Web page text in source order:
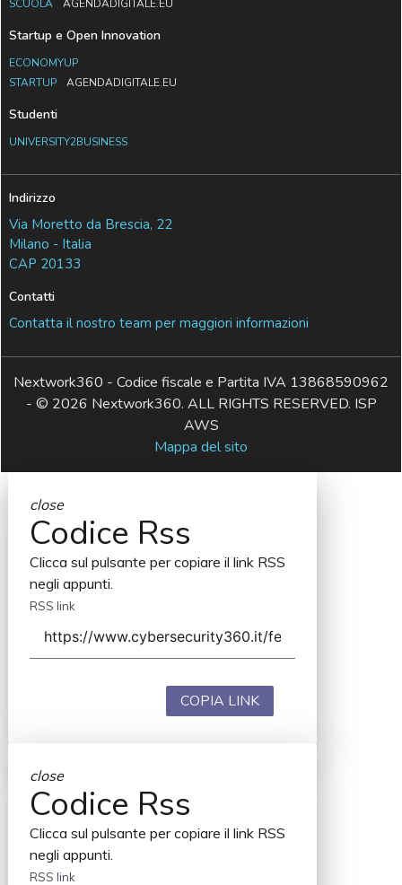
SCUOLA
AGENDADIGITALE.EU
Startup e Open Innovation
ECONOMYUP
STARTUP
AGENDADIGITALE.EU
Studenti
UNIVERSITY2BUSINESS
Indirizzo
Via Moretto da Brescia, 22
Milano - Italia
CAP 20133
Contatti
Contatta il nostro team per maggiori informazioni
Nextwork360 - Codice fiscale e Partita IVA 13868590962
- © 2026 Nextwork360. ALL RIGHTS RESERVED. ISP
AWS
Mappa del sito
close
Codice Rss
Clicca sul pulsante per copiare il link RSS
negli appunti.
RSS link
COPIA LINK
close
Codice Rss
Clicca sul pulsante per copiare il link RSS
negli appunti.
RSS link